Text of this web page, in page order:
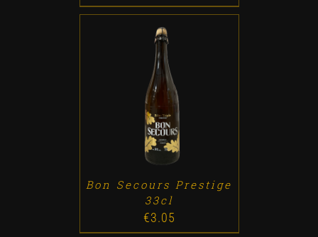
ADD TO CART DETALLES
Bon Secours Prestige
33cl
€3.05